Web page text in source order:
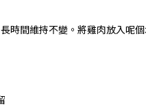
時間維持不變。將雞肉放入呢